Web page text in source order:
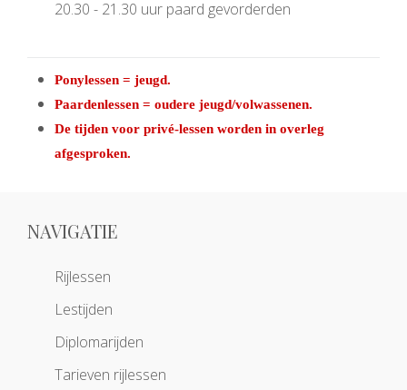
20.30 - 21.30 uur paard gevorderden
Ponylessen = jeugd.
Paardenlessen = oudere jeugd/volwassenen.
De tijden voor privé-lessen worden in overleg
afgesproken.
NAVIGATIE
Rijlessen
Lestijden
Diplomarijden
Tarieven rijlessen